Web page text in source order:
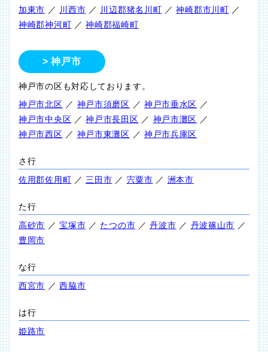
加東市 ／ 川西市 ／ 川辺郡猪名川町 ／神崎郡市川町 ／
神崎郡神河町 ／神崎郡福崎町
神戸市
神戸市の区も対応しております。
神戸市北区 ／ 神戸市須磨区 ／ 神戸市垂水区 ／
神戸市中央区 ／神戸市長田区 ／ 神戸市灘区 ／
神戸市西区 ／ 神戸市東灘区 ／ 神戸市兵庫区
さ行
佐用郡佐用町 ／ 三田市 ／ 宍粟市 ／ 洲本市
た行
高砂市 ／宝塚市 ／ たつの市 ／丹波市 ／ 丹波篠山市 ／
豊岡市
な行
西宮市 ／西脇市
は行
姫路市